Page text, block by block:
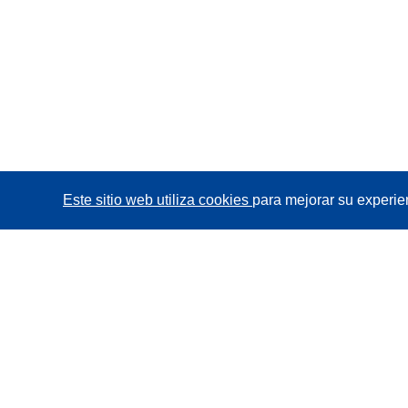
Este sitio web utiliza cookies para mejorar su